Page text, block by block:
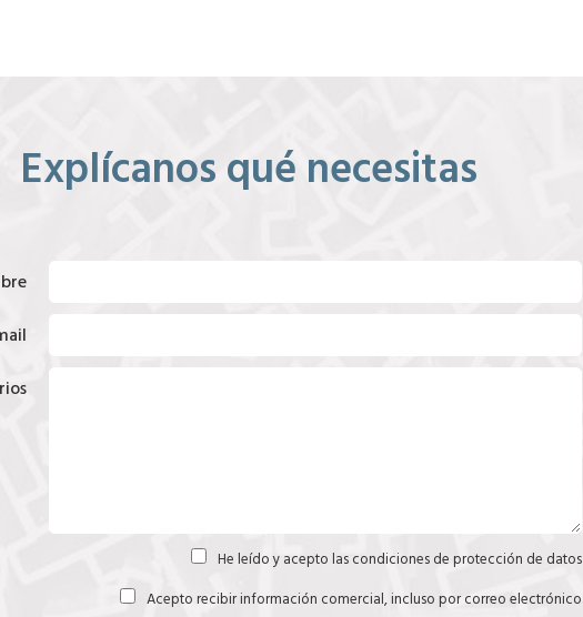
Explícanos qué necesitas
C
He leído y acepto lascondiciones de protección de datos
Acepto recibir información comercial, incluso por correo electrónico